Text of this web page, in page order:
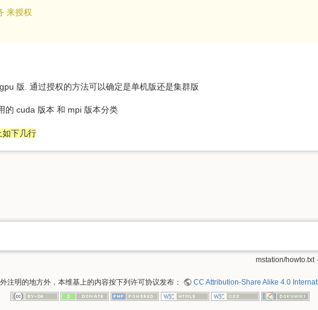
来授权
版. 通过授权的方法可以确定是单机版还是集群版
的 cuda 版本 和 mpi 版本分类
如下几行
mstation/howto.txt
注明的地方外，本维基上的内容按下列许可协议发布： CC Attribution-Share Alike 4.0